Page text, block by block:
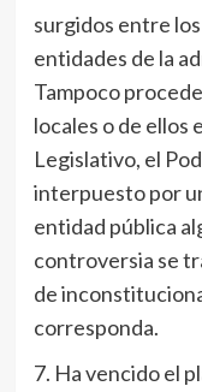
surgidos entre
entidades de la
Tampoco
locales o de ellos
Legislativo, el
interpuesto por
entidad pública
controversia se
de
corresponda.
7. Ha vencido el